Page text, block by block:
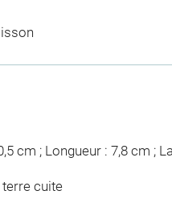
cm ; Longueur : 7,8 cm ;
cuite